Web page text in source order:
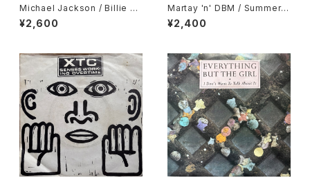
Michael Jackson / Billie Je
an, It's The Falling In Love
¥2,600
Martay 'n' DBM / Summerti
me
¥2,400